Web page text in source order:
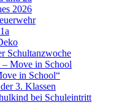
2026
Schultanzwoche
– Move in School
in School“
3. Klassen
bei Schuleintritt